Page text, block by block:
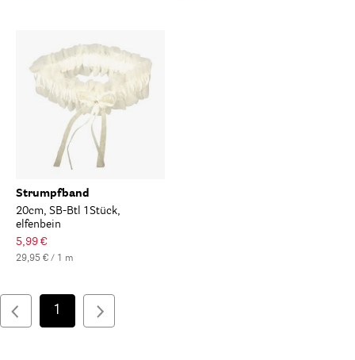
Strumpfband
20cm, SB-Btl 1Stück,
elfenbein
5,99 €
29,95 € / 1 m
1